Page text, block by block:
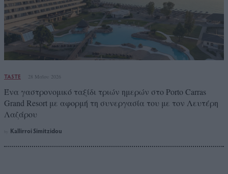
TASTE 28 Μαΐου 2026
Ένα γαστρονομικό ταξίδι τριών ημερών στο Porto Carras
Grand Resort με αφορμή τη συνεργασία του με τον Λευτέρη
Λαζάρου
Kallirroi Simitzidou